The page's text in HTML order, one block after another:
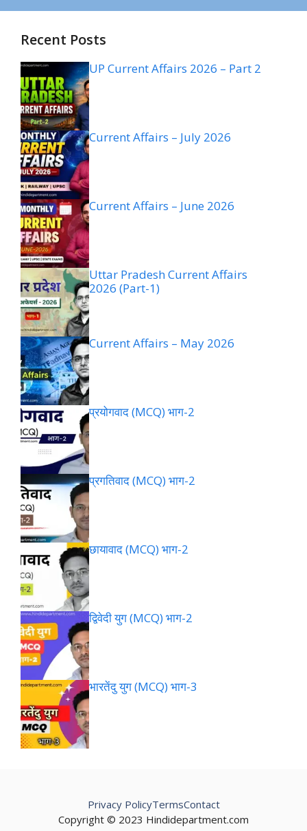
Recent Posts
UP Current Affairs 2026 – Part 2
Current Affairs – July 2026
Current Affairs – June 2026
Uttar Pradesh Current Affairs
2026 (Part-1)
Current Affairs – May 2026
प्रयोगवाद (MCQ) भाग-2
प्रगतिवाद (MCQ) भाग-2
छायावाद (MCQ) भाग-2
द्विवेदी युग (MCQ) भाग-2
भारतेंदु युग (MCQ) भाग-3
Copyright © 2023 Hindidepartment.com
Privacy PolicyTermsContact